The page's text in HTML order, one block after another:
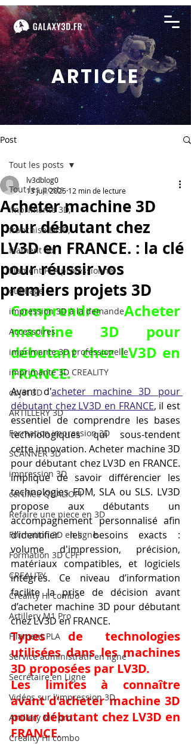
ARTICLE
Post
Tout les posts
imprimante 3D,
franchise LV3D,
filament 3d,
filament PLA professionnel
outillage
impression 3D à la demande
Accessoires
imprimante 3D professionelle
imprimante 3D CREALITY
objet 3D
ARTILLERY 3D
Formation impression 3D
SCANNER 3D
impression 3D
certifiée QUALIOPI
Refaire une piece en 3D
Formation 3D en ligne.
Formation 3D CPF
CREALITY,
Creality Hi combo
Artillery M1 Pro
Filament PLA
Service administratif en ligne
Secrétaire en Ligne
Vidéos sur l'impression 3D,
Artillery M1 pro
Creality HI combo
Tout les posts
Acheter machine 3D
pour débutant chez
LV3D en FRANCE. : la clé
pour réussir vos
premiers projets 3D
lv3dblog0
13 juil. 2025 12 min de lecture
Comprendre Acheter
machine 3D pour
débutant chez LV3D en
FRANCE.
Avant d'acheter machine 3D pour
débutant chez LV3D en FRANCE, il est
essentiel de comprendre les bases
technologiques qui sous-tendent
cette innovation. Acheter machine 3D
pour débutant chez LV3D en FRANCE.
implique de savoir différencier les
technologies FDM, SLA ou SLS. LV3D
propose aux débutants un
accompagnement personnalisé afin
d’identifier les besoins exacts :
volume d'impression, précision,
matériaux compatibles, et logiciels
intégrés. Ce niveau d’information
facilite la prise de décision avant
d’acheter machine 3D pour débutant
chez LV3D en FRANCE.
Types de technologies
utilisées dans les machines
3D proposées par LV3D.
Les limites à connaître
avant d’acheter machine 3D
pour débutant chez LV3D en
FRANCE.